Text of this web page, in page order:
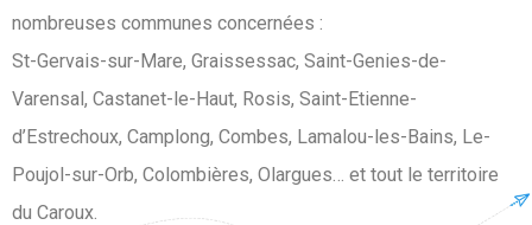
nombreuses communes concernées :
St-Gervais-sur-Mare, Graissessac, Saint-Genies-de-
Varensal, Castanet-le-Haut, Rosis, Saint-Etienne-
d’Estrechoux, Camplong, Combes, Lamalou-les-Bains, Le-
Poujol-sur-Orb, Colombières, Olargues… et tout le territoire
du Caroux.